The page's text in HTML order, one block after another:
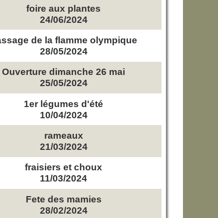
foire aux plantes
24/06/2024
de la flamme olympique
28/05/2024
Ouverture dimanche 26 mai
25/05/2024
1er légumes d'été
10/04/2024
rameaux
21/03/2024
fraisiers et choux
11/03/2024
Fete des mamies
28/02/2024